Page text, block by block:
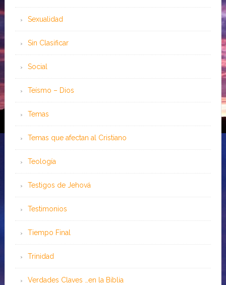
Sexualidad
Sin Clasificar
Social
Teísmo – Dios
Temas
Temas que afectan al Cristiano
Teología
Testigos de Jehová
Testimonios
Tiempo Final
Trinidad
Verdades Claves …en la Biblia